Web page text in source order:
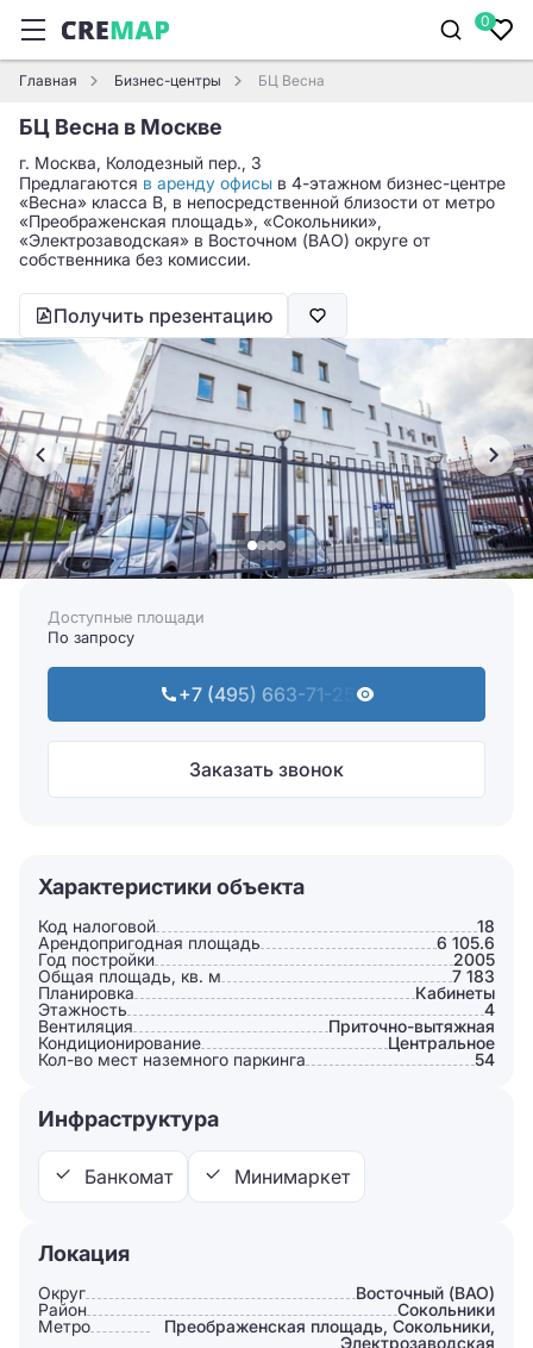
0
Главная Бизнес-центры БЦ Весна
БЦ Весна в Москве
г. Москва, Колодезный пер., 3
Предлагаются в аренду офисы в 4-этажном бизнес-центре
«Весна» класса B, в непосредственной близости от метро
«Преображенская площадь», «Сокольники»,
«Электрозаводская» в Восточном (ВАО) округе от
собственника без комиссии.
Получить презентацию
Доступные площади
По запросу
+7 (495) 663-71-25
Заказать звонок
Характеристики объекта
Код налоговой
18
Арендопригодная площадь
6 105.6
Год постройки
2005
Общая площадь, кв. м
7 183
Планировка
Кабинеты
Этажность
4
Вентиляция
Приточно-вытяжная
Кондиционирование
Центральное
Кол-во мест наземного паркинга
54
Инфраструктура
Банкомат Минимаркет
Локация
Округ
Восточный (ВАО)
Район
Сокольники
Метро
Преображенская площадь, Сокольники,
Электрозаводская